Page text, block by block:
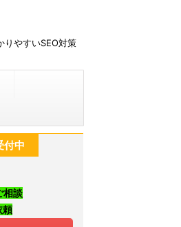
りやすいSEO対策
付中
相談
頼